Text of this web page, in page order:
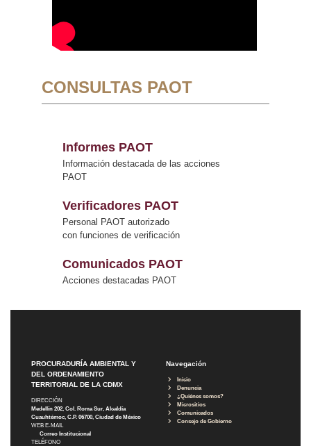
CONSULTAS PAOT
Informes PAOT
Información destacada de las acciones
PAOT
Verificadores PAOT
Personal PAOT autorizado
con funciones de verificación
Comunicados PAOT
Acciones destacadas PAOT
PROCURADURÍA AMBIENTAL Y
DEL ORDENAMIENTO
TERRITORIAL DE LA CDMX
DIRECCIÓN
Medellín 202, Col. Roma Sur, Alcaldía
Cuauhtémoc, C.P. 06700, Ciudad de México
WEB E-MAIL
Correo Institucional
TELÉFONO
Navegación
Inicio
Denuncia
¿Quiénes somos?
Micrositios
Comunicados
Consejo de Gobierno